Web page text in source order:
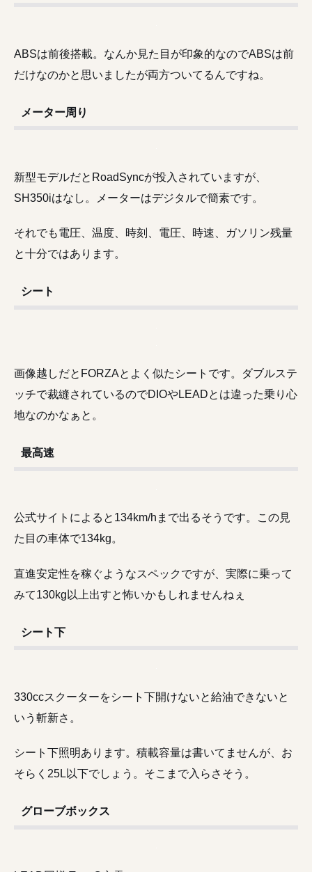
ABSは前後搭載。なんか見た目が印象的なのでABSは前
だけなのかと思いましたが両方ついてるんですね。
メーター周り
新型モデルだとRoadSyncが投入されていますが、
SH350iはなし。メーターはデジタルで簡素です。
それでも電圧、温度、時刻、電圧、時速、ガソリン残量
と十分ではあります。
シート
画像越しだとFORZAとよく似たシートです。ダブルステ
ッチで裁縫されているのでDIOやLEADとは違った乗り心
地なのかなぁと。
最高速
公式サイトによると134km/hまで出るそうです。この見
た目の車体で134kg。
直進安定性を稼ぐようなスペックですが、実際に乗って
みて130kg以上出すと怖いかもしれませんねぇ
シート下
330ccスクーターをシート下開けないと給油できないと
いう斬新さ。
シート下照明あります。積載容量は書いてませんが、お
そらく25L以下でしょう。そこまで入らさそう。
グローブボックス